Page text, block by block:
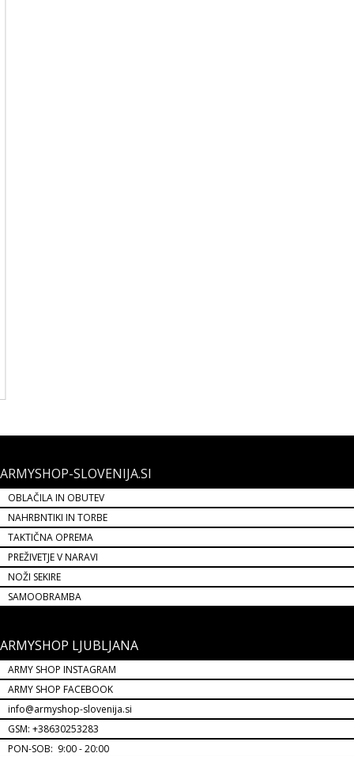
ARMYSHOP-SLOVENIJA.SI
OBLAČILA IN OBUTEV
NAHRBNTIKI IN TORBE
TAKTIČNA OPREMA
PREŽIVETJE V NARAVI
NOŽI SEKIRE
SAMOOBRAMBA
ARMYSHOP LJUBLJANA
ARMY SHOP INSTAGRAM
ARMY SHOP FACEBOOK
info@armyshop-slovenija.si
GSM: +38630253283
PON-SOB: 9:00 - 20:00